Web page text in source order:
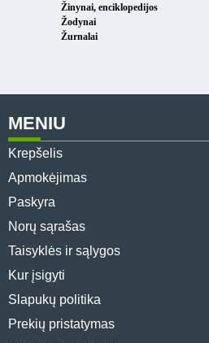
Žinynai, enciklopedijos
Žodynai
Žurnalai
MENIU
Krepšelis
Apmokėjimas
Paskyra
Norų sąrašas
Taisyklės ir sąlygos
Kur įsigyti
Slapukų politika
Prekių pristatymas